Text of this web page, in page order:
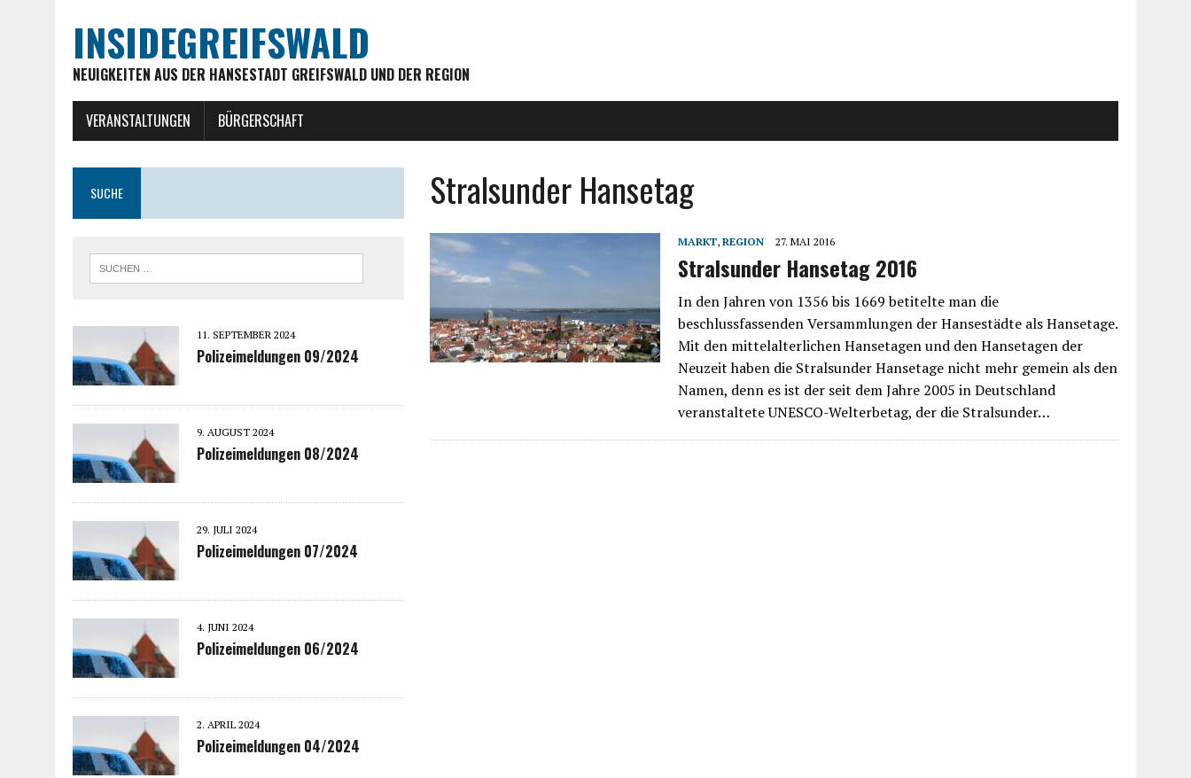
INSIDEGREIFSWALD
NEUIGKEITEN AUS DER HANSESTADT GREIFSWALD UND DER REGION
VERANSTALTUNGEN BÜRGERSCHAFT
Stralsunder Hansetag
MARKT,REGION 27. MAI 2016
Stralsunder Hansetag 2016
In den Jahren von 1356 bis 1669 betitelte man die
beschlussfassenden Versammlungen der Hansestädte als Hansetage.
Mit den mittelalterlichen Hansetagen und den Hansetagen der
Neuzeit haben die Stralsunder Hansetage nicht mehr gemein als den
Namen, denn es ist der seit dem Jahre 2005 in Deutschland
veranstaltete UNESCO-Welterbetag, der die Stralsunder…
SUCHE
11. SEPTEMBER 2024
Polizeimeldungen 09/2024
9. AUGUST 2024
Polizeimeldungen 08/2024
29. JULI 2024
Polizeimeldungen 07/2024
4. JUNI 2024
Polizeimeldungen 06/2024
2. APRIL 2024
Polizeimeldungen 04/2024